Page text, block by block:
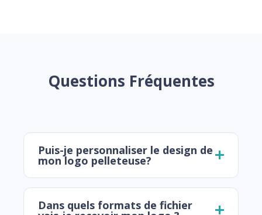
Questions Fréquentes
Puis-je personnaliser le design de
mon logo pelleteuse?
Dans quels formats de fichier